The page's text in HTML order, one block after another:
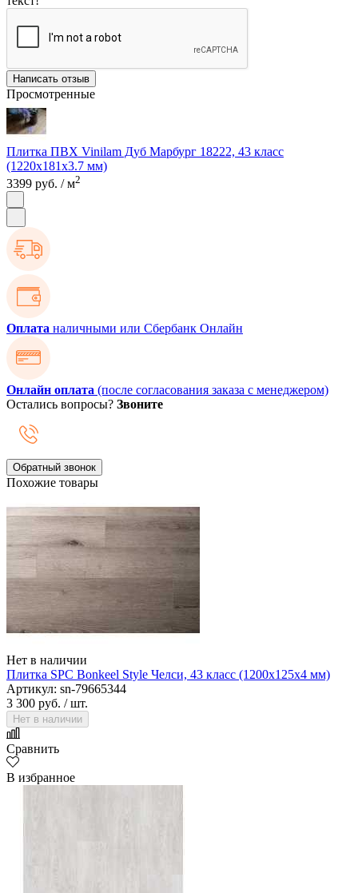
Написать отзыв
Просмотренные
Плитка ПВХ Vinilam Дуб Марбург 18222, 43 класс
(1220х181х3.7 мм)
3399 руб. / м2
Оплата наличными или Сбербанк Онлайн
Онлайн оплата (после согласования заказа с менеджером)
Остались вопросы? Звоните
Обратный звонок
Похожие товары
Нет в наличии
Плитка SPC Bonkeel Style Челси, 43 класс (1200х125х4 мм)
Артикул: sn-79665344
3 300 руб. / шт.
Нет в наличии
Сравнить
В избранное